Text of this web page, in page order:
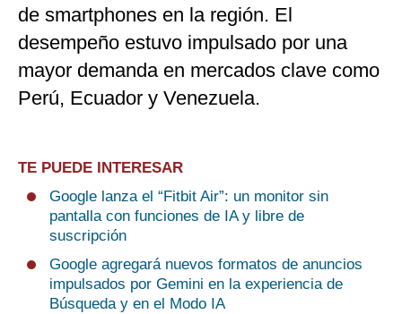
de smartphones en la región. El
desempeño estuvo impulsado por una
mayor demanda en mercados clave como
Perú, Ecuador y Venezuela.
TE PUEDE INTERESAR
Google lanza el “Fitbit Air”: un monitor sin
pantalla con funciones de IA y libre de
suscripción
Google agregará nuevos formatos de anuncios
impulsados por Gemini en la experiencia de
Búsqueda y en el Modo IA